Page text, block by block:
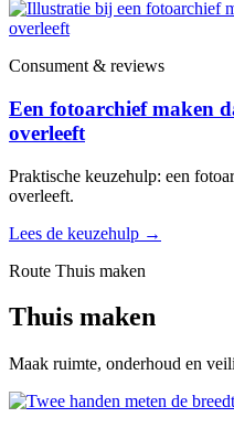
Consument & reviews
Een fotoarchief maken
overleeft
Praktische keuzehulp: een
overleeft.
Lees de keuzehulp →
Route Thuis maken
Thuis maken
Maak ruimte, onderhoud en